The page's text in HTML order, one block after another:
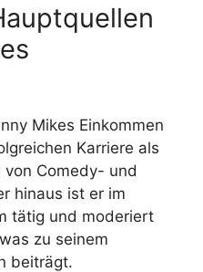
Mikes Einkommen
Karriere als
von Comedy- und
hinaus ist er im
tätig und moderiert
zu seinem
beiträgt.